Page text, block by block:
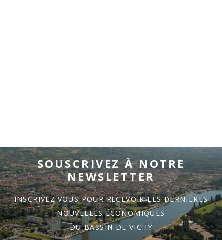
SOUSCRIVEZ À NOTRE
NEWSLETTER
INSCRIVEZ VOUS POUR RECEVOIR LES DERNIÈRES
NOUVELLES ÉCONOMIQUES
DU BASSIN DE VICHY